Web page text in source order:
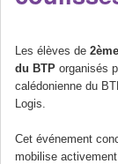
Les élèves de
du BTP organisés
calédonienne du
Logis.
Cet événement
mobilise